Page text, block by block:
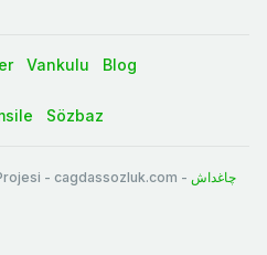
Vankulu Blog
Sözbaz
- cagdassozluk.com - چاغداش